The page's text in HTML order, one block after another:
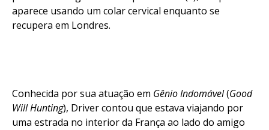
aparece usando um colar cervical enquanto se
recupera em Londres.
Conhecida por sua atuação em Gênio Indomável(Good
Will Hunting), Driver contou que estava viajando por
uma estrada no interior da França ao lado do amigo